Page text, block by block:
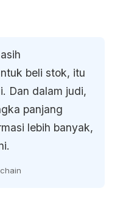
beli stok, itu
Dan dalam judi,
panjang
lebih banyak,